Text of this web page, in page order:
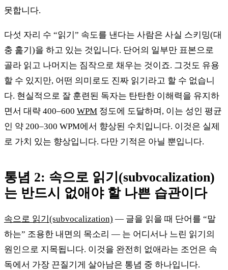
못합니다.
다섯 자리 수 “읽기” 속도를 낸다는 사람은 사실 스키밍(대
충 훑기)을 하고 있는 것입니다. 단어의 일부만 표본으로
골라 읽고 나머지는 짐작으로 채우는 것이죠. 그것도 유용
할 수 있지만, 어떤 의미로도 진짜 읽기라고 할 수 없습니
다. 현실적으로 잘 훈련된 독자는 탄탄한 이해력을 유지하
면서 대략 400–600 WPM 정도에 도달하며, 이는 성인 평균
인 약 200–300 WPM에서 향상된 수치입니다. 이것은 실제
로 가치 있는 향상입니다. 다만 기적은 아닐 뿐입니다.
통념 2: 속으로 읽기(subvocalization)
는 반드시 없애야 할 나쁜 습관이다
속으로 읽기(subvocalization) — 글을 읽을 때 단어를 “말
하는” 조용한 내면의 목소리 — 는 어디서나 느린 읽기의
원인으로 지목됩니다. 이것을 완전히 없애라는 조언은 속
독에서 가장 끈질기게 살아남은 통념 중 하나입니다.